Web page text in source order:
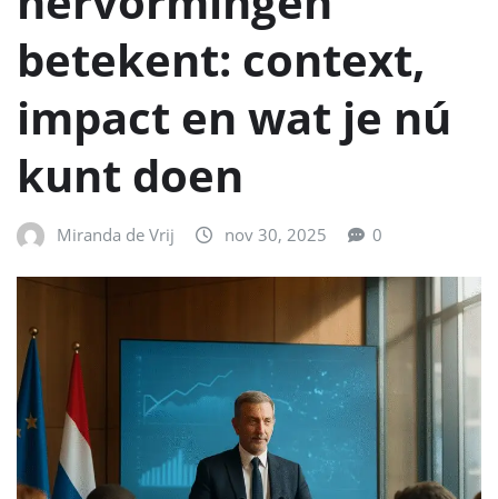
betekent: context,
impact en wat je nú
kunt doen
Miranda de Vrij nov 30, 2025 0